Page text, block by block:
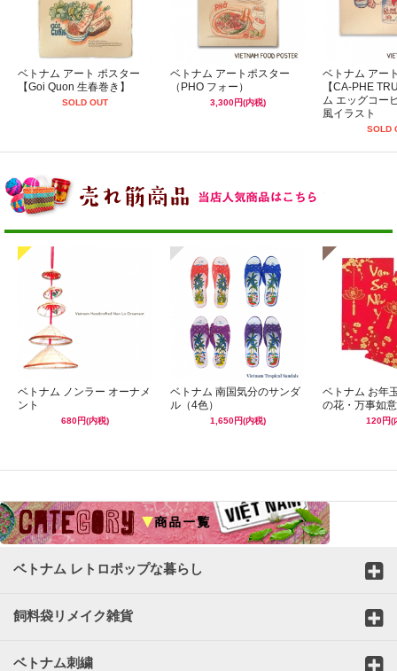
ベトナム アート ポスター
【Goi Quon 生春巻き】
SOLD OUT
ベトナム アートポスター
（PHO フォー）
3,300円(内税)
ベトナム アー
【CA-PHE
ム エッグコー
風イラスト
SOLD
ベトナム ノンラー オーナメ
ント
680円(内税)
ベトナム 南国気分のサンダ
ル（4色）
1,650円(内税)
ベトナム お年
の花・万事如意
120円(
ベトナム レトロポップな暮らし
飼料袋リメイク雑貨
ベトナム刺繍